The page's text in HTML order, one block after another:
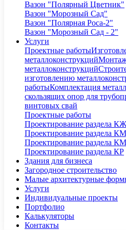
Вазон "Полярный Цветник"
Вазон "Морозный Сад"
Вазон "Полярная Роса-2"
Вазон "Морозный Сад - 2"
Услуги
Проектные работы
металлоконструкций
металлоконструкций
изготовлению
работыКомплектация
скользящих опор для
винтовых свай
Проектные работы
Проектирование раздела КЖ
Проектирование раздела
Проектирование раздела КМ
Проектирование раздела КР
Здания для бизнеса
Загородное строительство
Малые архитектурные
Услуги
Индивидуальные проекты
Портфолио
Калькуляторы
Контакты